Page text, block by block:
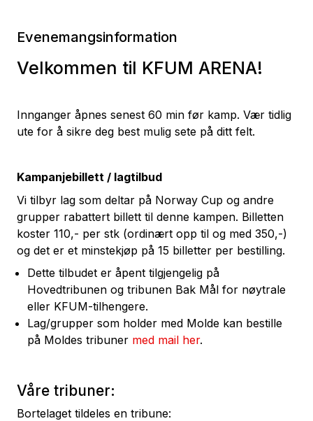
Evenemangsinformation
Velkommen til KFUM ARENA!
Innganger åpnes senest 60 min før kamp. Vær tidlig
ute for å sikre deg best mulig sete på ditt felt.
Kampanjebillett / lagtilbud
Vi tilbyr lag som deltar på Norway Cup og andre
grupper rabattert billett til denne kampen. Billetten
koster 110,- per stk (ordinært opp til og med 350,-)
og det er et minstekjøp på 15 billetter per bestilling.
Dette tilbudet er åpent tilgjengelig på
Hovedtribunen og tribunen Bak Mål for nøytrale
eller KFUM-tilhengere.
Lag/grupper som holder med Molde kan bestille
på Moldes tribuner med mail her.
Våre tribuner:
Bortelaget tildeles en tribune: